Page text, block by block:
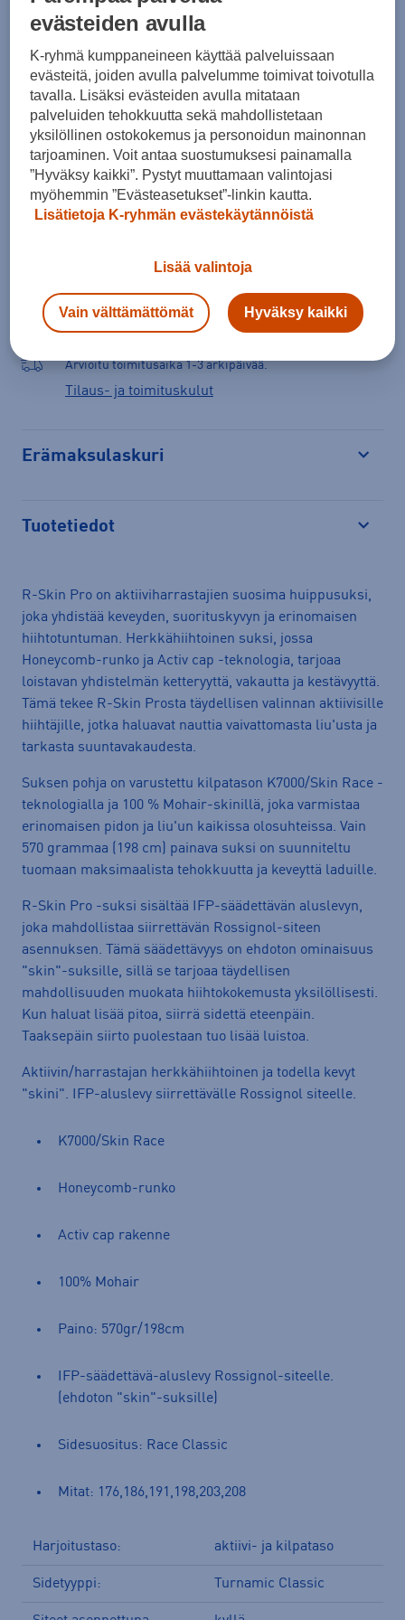
cm
Mihin tietoja tarvitaan?
Lisää ostoskoriin
Tarkista saatavuus ja tilaa myymälästä
Valitse koko nähdäksesi myymäläsaatavuuden.
Arvioitu toimitusaika 1-3 arkipäivää.
Tilaus- ja toimituskulut
Erämaksulaskuri
Tuotetiedot
R-Skin Pro on aktiiviharrastajien suosima huippusuksi,
joka yhdistää keveyden, suorituskyvyn ja erinomaisen
hiihtotuntuman. Herkkähiihtoinen suksi, jossa
Honeycomb-runko ja Activ cap -teknologia, tarjoaa
loistavan yhdistelmän ketteryyttä, vakautta ja kestävyyttä.
Tämä tekee R-Skin Prosta täydellisen valinnan aktiivisille
hiihtäjille, jotka haluavat nauttia vaivattomasta liu'usta ja
tarkasta suuntavakaudesta.
Suksen pohja on varustettu kilpatason K7000/Skin Race -
teknologialla ja 100 % Mohair-skinillä, joka varmistaa
erinomaisen pidon ja liu'un kaikissa olosuhteissa. Vain
570 grammaa (198 cm) painava suksi on suunniteltu
tuomaan maksimaalista tehokkuutta ja keveyttä laduille.
R-Skin Pro -suksi sisältää IFP-säädettävän aluslevyn,
joka mahdollistaa siirrettävän Rossignol-siteen
asennuksen. Tämä säädettävyys on ehdoton ominaisuus
"skin"-suksille, sillä se tarjoaa täydellisen
mahdollisuuden muokata hiihtokokemusta yksilöllisesti.
Kun haluat lisää pitoa, siirrä sidettä eteenpäin.
Taaksepäin siirto puolestaan tuo lisää luistoa.
Aktiivin/harrastajan herkkähiihtoinen ja todella kevyt
"skini". IFP-aluslevy siirrettävälle Rossignol siteelle.
K7000/Skin Race
Honeycomb-runko
Activ cap rakenne
100% Mohair
Paino: 570gr/198cm
IFP-säädettävä-aluslevy Rossignol-siteelle.
(ehdoton "skin"-suksille)
Sidesuositus: Race Classic
Mitat: 176,186,191,198,203,208
Harjoitustaso: aktiivi- ja kilpataso
Sidetyyppi: Turnamic Classic
evästeiden avulla
K-ryhmä kumppaneineen käyttää palveluissaan
evästeitä, joiden avulla palvelumme toimivat toivotulla
tavalla. Lisäksi evästeiden avulla mitataan
palveluiden tehokkuutta sekä mahdollistetaan
yksilöllinen ostokokemus ja personoidun mainonnan
tarjoaminen. Voit antaa suostumuksesi painamalla
”Hyväksy kaikki”. Pystyt muuttamaan valintojasi
myöhemmin ”Evästeasetukset”-linkin kautta.
Lisätietoja K-ryhmän evästekäytännöistä
Lisää valintoja
Vain välttämättömät Hyväksy kaikki